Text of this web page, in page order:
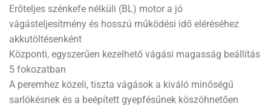
Erőteljes szénkefe nélküli (BL) motor a jó
vágásteljesítmény és hosszú működési idő eléréséhez
akkutöltésenként
Központi, egyszerűen kezelhető vágási magasság beállítás
5 fokozatban
A peremhez közeli, tiszta vágások a kiváló minőségű
sarlókésnek és a beépített gyepfésűnek köszöhnetően